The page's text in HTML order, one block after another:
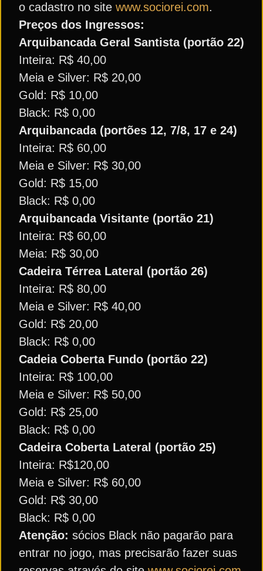
o cadastro no site www.sociorei.com.
Preços dos Ingressos:
Arquibancada Geral Santista (portão 22)
Inteira: R$ 40,00
Meia e Silver: R$ 20,00
Gold: R$ 10,00
Black: R$ 0,00
Arquibancada (portões 12, 7/8, 17 e 24)
Inteira: R$ 60,00
Meia e Silver: R$ 30,00
Gold: R$ 15,00
Black: R$ 0,00
Arquibancada Visitante (portão 21)
Inteira: R$ 60,00
Meia: R$ 30,00
Cadeira Térrea Lateral (portão 26)
Inteira: R$ 80,00
Meia e Silver: R$ 40,00
Gold: R$ 20,00
Black: R$ 0,00
Cadeia Coberta Fundo (portão 22)
Inteira: R$ 100,00
Meia e Silver: R$ 50,00
Gold: R$ 25,00
Black: R$ 0,00
Cadeira Coberta Lateral (portão 25)
Inteira: R$120,00
Meia e Silver: R$ 60,00
Gold: R$ 30,00
Black: R$ 0,00
Atenção: sócios Black não pagarão para
entrar no jogo, mas precisarão fazer suas